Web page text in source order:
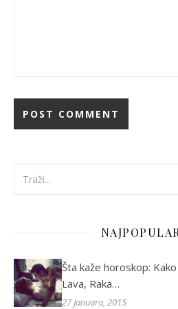
Šta kaže horoskop:
Lava, Raka…
27 Januara, 2015